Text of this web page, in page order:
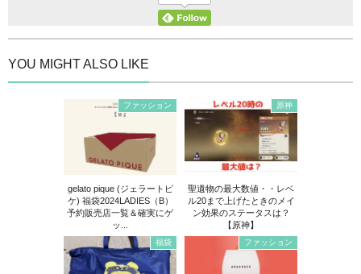
YOU MIGHT ALSO LIKE
ファッション
gelato pique (ジェラートピ
ケ) 福袋2024LADIES（B）
予約販売店一覧＆確実にゲ
ッ...
原神
聖遺物の最大数値・・レベ
ル20まで上げたときのメイ
ン効果のステータスは？
【原神】
福袋 ファッション